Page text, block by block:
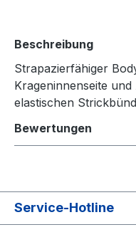
Beschreibung
Strapazierfähiger
Krageninnenseite
elastischen
Bewertungen
Service-Hotline